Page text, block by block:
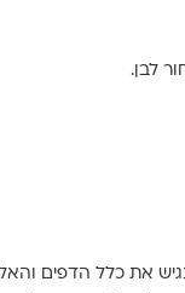
לבן.
את כלל הדפים